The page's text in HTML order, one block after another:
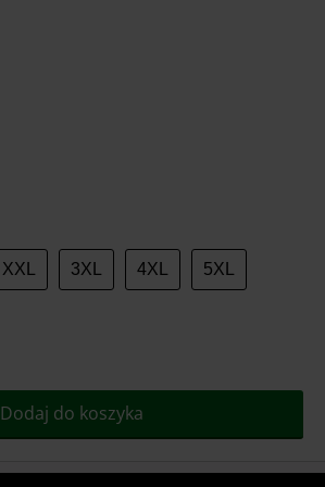
XXL 3XL 4XL 5XL
Dodaj do koszyka